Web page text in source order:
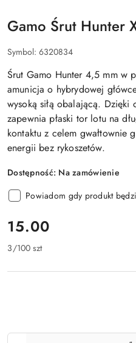
Gamo Śrut Hunter
Symbol: 6320834
Śrut Gamo Hunter 4,5 mm w
amunicja o hybrydowej
wysoką siłą obalającą.
zapewnia płaski tor lotu na
kontaktu z celem gwałtownie
energii bez rykoszetów.
Dostępność: Na zamówienie
Powiadom gdy produkt
cena:
15.00
3/100 szt